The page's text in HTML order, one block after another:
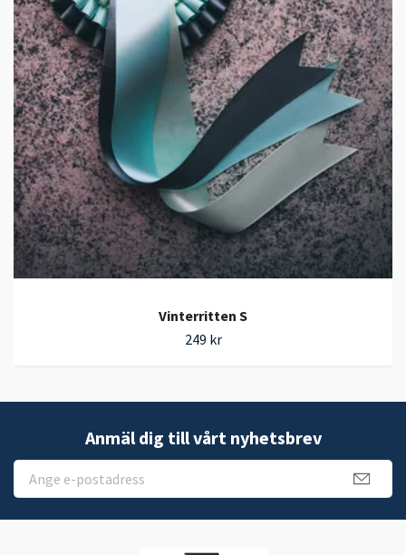
Vinterritten S
249 kr
Anmäl dig till vårt nyhetsbrev